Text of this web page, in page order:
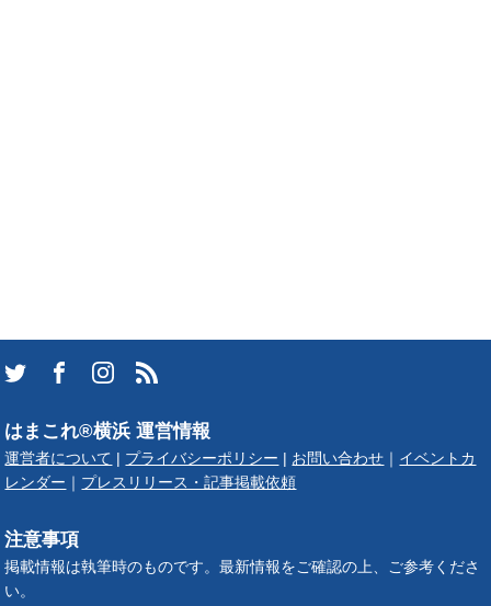
はまこれ®横浜 運営情報
運営者について | プライバシーポリシー | お問い合わせ ｜ イベントカ
レンダー ｜ プレスリリース・記事掲載依頼
注意事項
掲載情報は執筆時のものです。最新情報をご確認の上、ご参考くださ
い。